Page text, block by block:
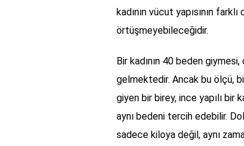
kadının vücut yapısının
örtüşmeyebileceğidir.
Bir kadının 40 beden
gelmektedir. Ancak bu ölçü,
giyen bir birey, ince yapılı bir
aynı bedeni tercih edebilir.
sadece kiloya değil, aynı